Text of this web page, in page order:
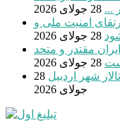
... 28 جولای 2026
امنیت ملی و
28 جولای 2026
مقتدر و متحد
28 جولای 2026
28
جولای 2026